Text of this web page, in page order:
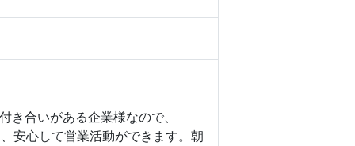
合いがある企業様なので、
安心して営業活動ができます。朝